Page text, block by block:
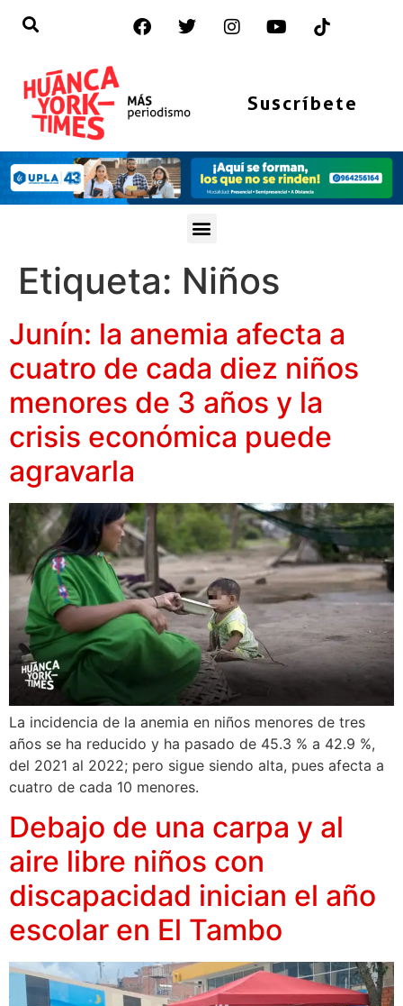
Suscríbete
Etiqueta: Niños
Junín: la anemia afecta a
cuatro de cada diez niños
menores de 3 años y la
crisis económica puede
agravarla
La incidencia de la anemia en niños menores de tres
años se ha reducido y ha pasado de 45.3 % a 42.9 %,
del 2021 al 2022; pero sigue siendo alta, pues afecta a
cuatro de cada 10 menores.
Debajo de una carpa y al
aire libre niños con
discapacidad inician el año
escolar en El Tambo